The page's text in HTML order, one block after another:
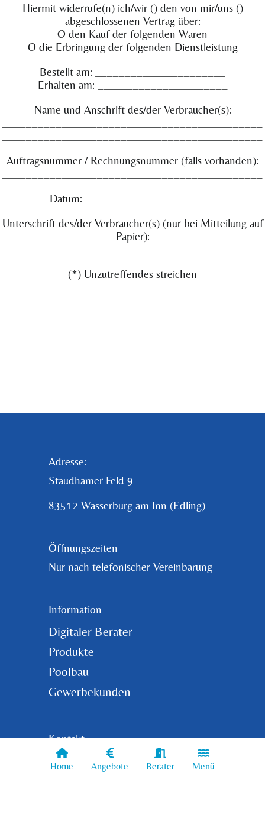
Home Angebote Berater Menü
Hiermit widerrufe(n) ich/wir () den von mir/uns ()
abgeschlossenen Vertrag über:
O den Kauf der folgenden Waren
O die Erbringung der folgenden Dienstleistung
Bestellt am: ______________________
Erhalten am: ______________________
Name und Anschrift des/der Verbraucher(s):
Auftragsnummer / Rechnungsnummer (falls vorhanden):
Datum: ______________________
Unterschrift des/der Verbraucher(s) (nur bei Mitteilung auf
Papier):
(*) Unzutreffendes streichen
Adresse:
Staudhamer Feld 9
83512 Wasserburg am Inn (Edling)
Öffnungszeiten
Nur nach telefonischer Vereinbarung
Information
Digitaler Berater
Produkte
Poolbau
Gewerbekunden
Kontakt
Mobil
: +49 (0) 175 243 12 43